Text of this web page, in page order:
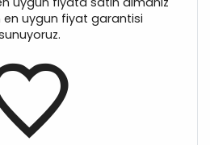
en uygun fiyat garantisi